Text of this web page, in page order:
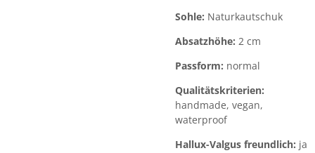
Sohle: Naturkautschuk
Absatzhöhe: 2 cm
Passform: normal
Qualitätskriterien:
handmade, vegan,
waterproof
Hallux-Valgus freundlich: ja